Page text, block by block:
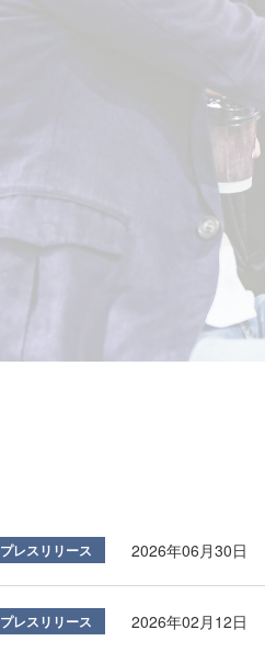
プレスリリース 2026年06月30日
プレスリリース 2026年02月12日